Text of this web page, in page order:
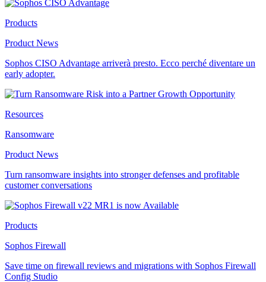
Products
Product News
Sophos CISO Advantage arriverà presto. Ecco perché diventare un
early adopter.
Resources
Ransomware
Product News
Turn ransomware insights into stronger defenses and profitable
customer conversations
Products
Sophos Firewall
Save time on firewall reviews and migrations with Sophos Firewall
Config Studio